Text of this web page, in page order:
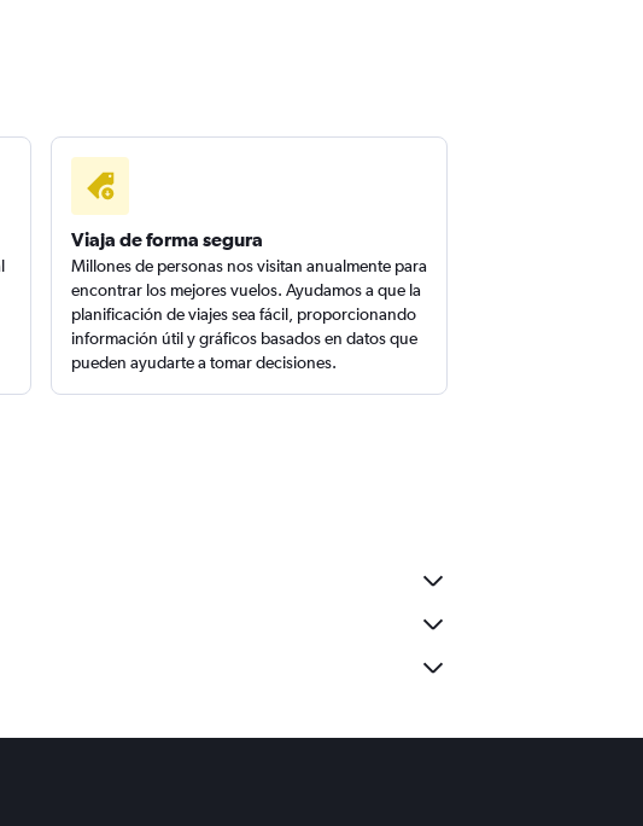
Viaja de forma segura
Millones de personas nos visitan anualmente para
encontrar los mejores vuelos. Ayudamos a que la
planificación de viajes sea fácil, proporcionando
información útil y gráficos basados en datos que
pueden ayudarte a tomar decisiones.